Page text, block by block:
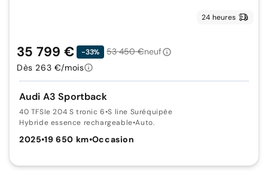
24 heures
Audi A3 Sportback
40 TFSIe 204 S tronic 6•S line Suréquipée
Hybride essence rechargeable•Auto.
2025•19 650 km•Occasion
35 799 € -33% 53 450 €neuf
Dès 263 €/mois